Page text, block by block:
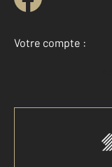
Votre compte :